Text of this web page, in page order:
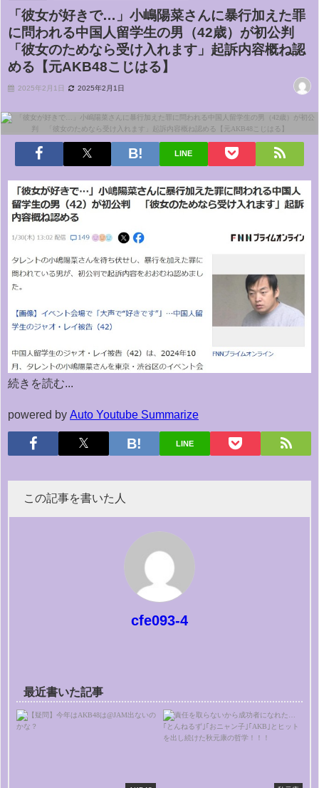
「彼女が好きで…」小嶋陽菜さんに暴行加えた罪
に問われる中国人留学生の男（42歳）が初公判
「彼女のためなら受け入れます」起訴内容概ね認
める【元AKB48こじはる】
2025年2月1日 2025年2月1日
LINE
続きを読む...
powered by Auto Youtube Summarize
LINE
この記事を書いた人
cfe093-4
最近書いた記事